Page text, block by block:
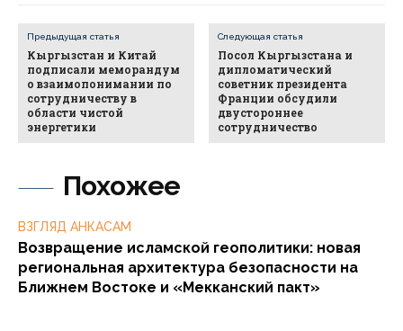
Похожее
ВЗГЛЯД АНКАСАМ
Возвращение исламской геополитики: новая
региональная архитектура безопасности на
Ближнем Востоке и «Мекканский пакт»
Предыдущая статья
Кыргызстан и Китай
подписали меморандум
о взаимопонимании по
сотрудничеству в
области чистой
энергетики
Следующая статья
Посол Кыргызстана и
дипломатический
советник президента
Франции обсудили
двустороннее
сотрудничество